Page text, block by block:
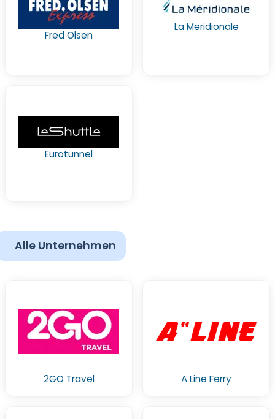
Fred Olsen
La Meridionale
Eurotunnel
Alle Unternehmen
2GO Travel A Line Ferry